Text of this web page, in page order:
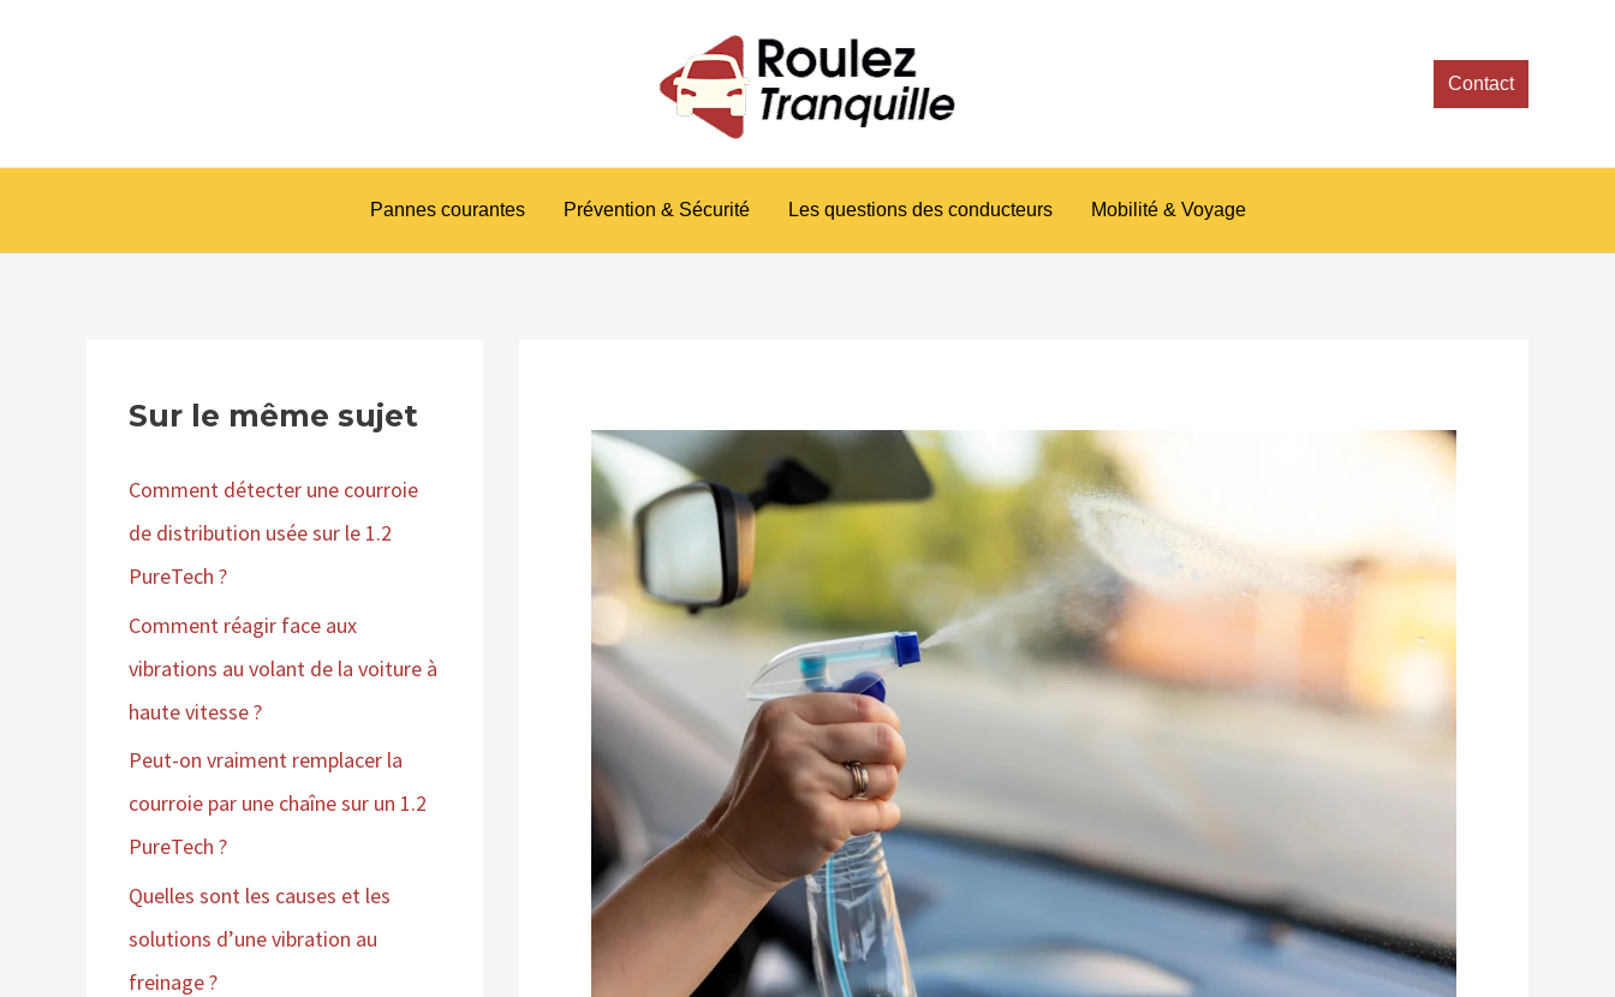
Contact
Pannes courantes Prévention & Sécurité Les questions des conducteurs Mobilité & Voyage
Sur le même sujet
Comment détecter une courroie
de distribution usée sur le 1.2
PureTech ?
Comment réagir face aux
vibrations au volant de la voiture à
haute vitesse ?
Peut-on vraiment remplacer la
courroie par une chaîne sur un 1.2
PureTech ?
Quelles sont les causes et les
solutions d’une vibration au
freinage ?